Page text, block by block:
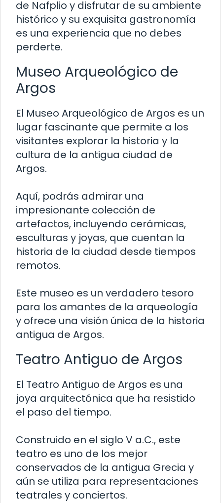
de Nafplio y disfrutar de su ambiente
histórico y su exquisita gastronomía
es una experiencia que no debes
perderte.
Museo Arqueológico de
Argos
El Museo Arqueológico de Argos es un
lugar fascinante que permite a los
visitantes explorar la historia y la
cultura de la antigua ciudad de
Argos.
Aquí, podrás admirar una
impresionante colección de
artefactos, incluyendo cerámicas,
esculturas y joyas, que cuentan la
historia de la ciudad desde tiempos
remotos.
Este museo es un verdadero tesoro
para los amantes de la arqueología
y ofrece una visión única de la historia
antigua de Argos.
Teatro Antiguo de Argos
El Teatro Antiguo de Argos es una
joya arquitectónica que ha resistido
el paso del tiempo.
Construido en el siglo V a.C., este
teatro es uno de los mejor
conservados de la antigua Grecia y
aún se utiliza para representaciones
teatrales y conciertos.